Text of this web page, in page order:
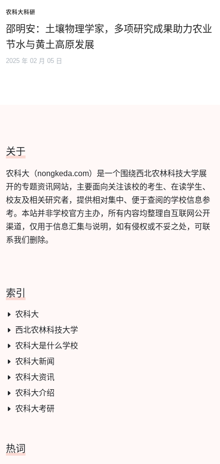
农科大科研
邵明安：土壤物理学家，多项研究成果助力农业
节水与黄土高原发展
2025 年 02 月 05 日
关于
农科大（nongkeda.com）是一个围绕西北农林科技大学展
开的专题资讯网站，主要面向关注该校的考生、在读学生、
校友及相关研究者，提供相对集中、便于查阅的学校信息参
考。本站并非学校官方主办，所有内容均整理自互联网公开
渠道，仅用于信息汇集与说明，如有侵权或不妥之处，可联
系我们删除。
索引
农科大
西北农林科技大学
农科大是什么学校
农科大新闻
农科大资讯
农科大介绍
农科大考研
热词